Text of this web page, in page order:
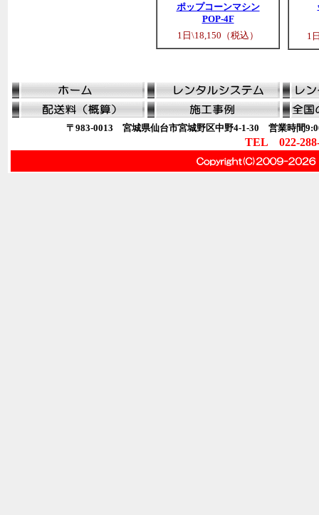
ポップコーンマシン
POP-4F
1日\18,150（税込）
1
〒983-0013 宮城県仙台市宮城野区中野4-1-30 営業時間
TEL 022-